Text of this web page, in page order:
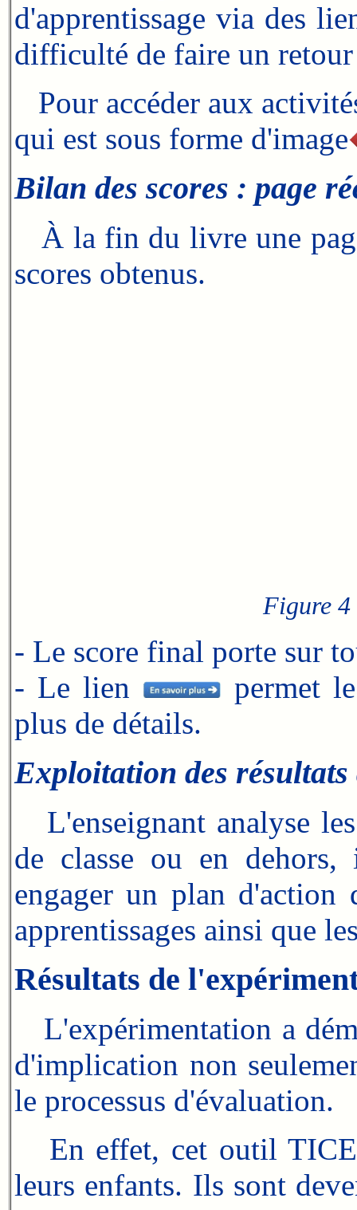
d'apprentissage via des
difficulté de faire un
Pour accéder aux
qui est sous forme d'image
Bilan des scores : page
À la fin du livre une
scores obtenus.
Figure 4
- Le score final porte sur
- Le lien
permet
plus de détails.
Exploitation des
L'enseignant analyse
de classe ou en
engager un plan d'action
apprentissages ainsi que
Résultats de
L'expérimentation a
d'implication non
le processus d'évaluation.
En effet, cet outil TICE
leurs enfants. Ils sont